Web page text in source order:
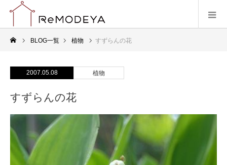
BLOG一覧 植物 すずらんの花
2007.05.08 植物
すずらんの花